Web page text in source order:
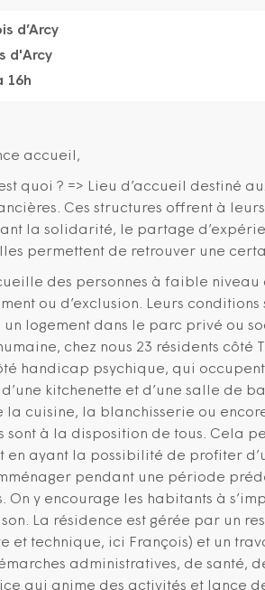
d’Arcy
d'Arcy
16h
accueil,
quoi ? => Lieu d’accueil destiné
Ces structures offrent à
la solidarité, le partage
permettent de retrouver une
des personnes à faible niveau
ou d’exclusion. Leurs conditions
logement dans le parc privé ou
chez nous 23 résidents côté
handicap psychique, qui
kitchenette et d’une salle de
la cuisine, la blanchisserie ou
sont à la disposition de tous. Cela
en ayant la possibilité de profiter
pendant une période
On y encourage les habitants à
La résidence est gérée par un
et technique, ici François) et un
administratives, de santé,
qui anime des activités et lance